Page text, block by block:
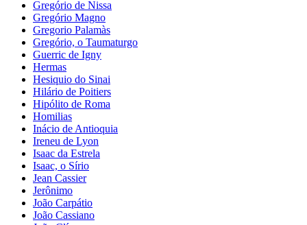
Gregório de Nissa
Gregório Magno
Gregorio Palamàs
Gregório, o Taumaturgo
Guerric de Igny
Hermas
Hesiquio do Sinai
Hilário de Poitiers
Hipólito de Roma
Homilias
Inácio de Antioquia
Ireneu de Lyon
Isaac da Estrela
Isaac, o Sírio
Jean Cassier
Jerônimo
João Carpátio
João Cassiano